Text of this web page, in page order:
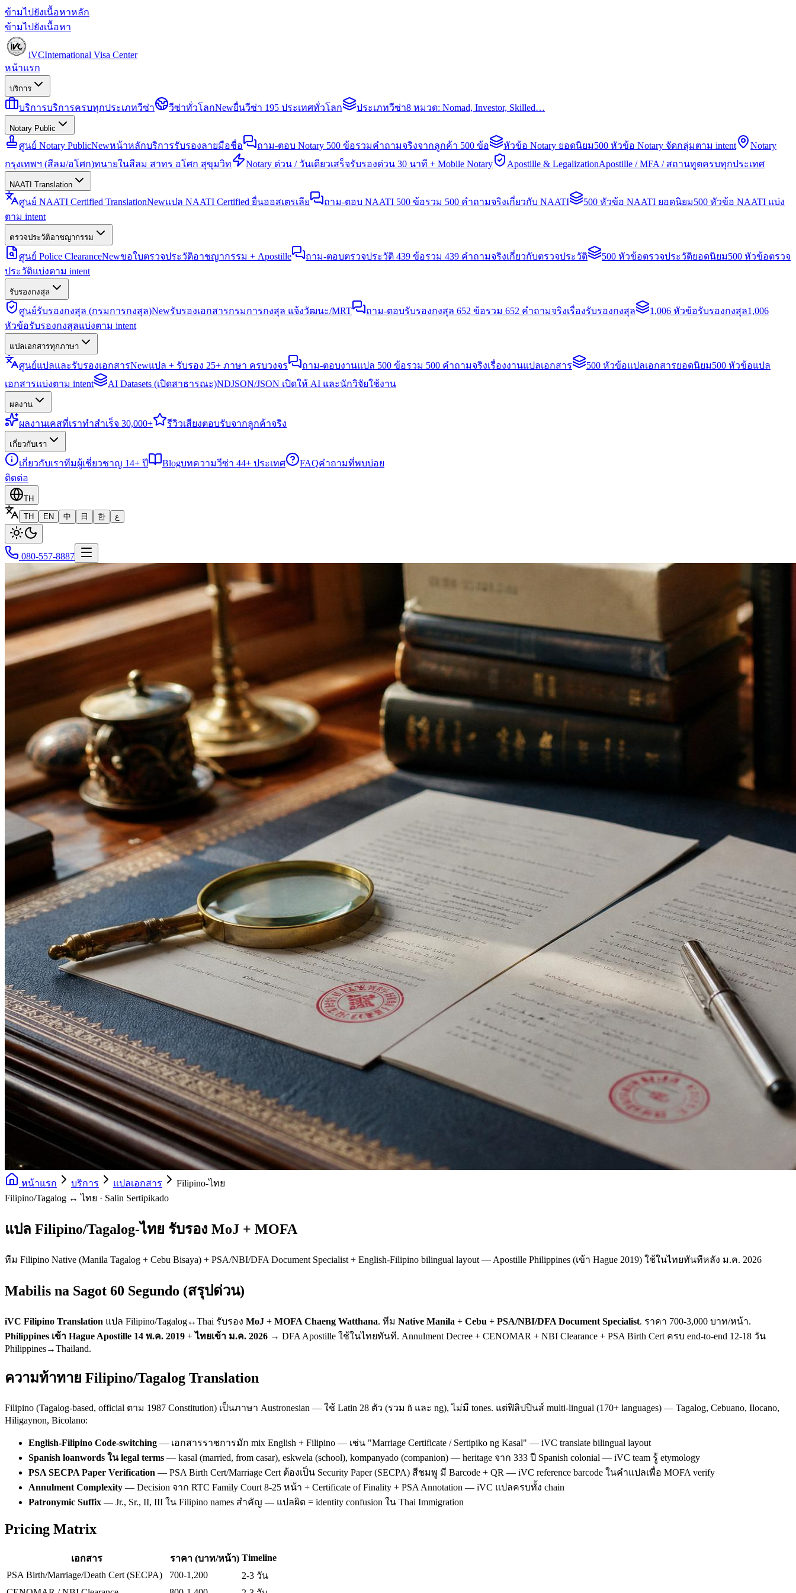
ข้ามไปยังเนื้อหาหลัก
ข้ามไปยังเนื้อหา
iVCInternational Visa Center
หน้าแรก
บริการ
บริการบริการครบทุกประเภทวีซ่า วีซ่าทั่วโลกNewยื่นวีซ่า 195 ประเทศทั่วโลก ประเภทวีซ่า8 หมวด: Nomad, Investor, Skilled…
Notary Public
ศูนย์ Notary PublicNewหน้าหลักบริการรับรองลายมือชื่อ ถาม-ตอบ Notary 500 ข้อรวมคำถามจริงจากลูกค้า 500 ข้อ หัวข้อ Notary ยอดนิยม500 หัวข้อ Notary จัดกลุ่มตาม intent
Notary
กรุงเทพฯ (สีลม/อโศก)ทนายในสีลม สาทร อโศก สุขุมวิท Notary ด่วน / วันเดียวเสร็จรับรองด่วน 30 นาที + Mobile Notary Apostille & LegalizationApostille / MFA / สถานทูตครบทุกประเทศ
NAATI Translation
ศูนย์ NAATI Certified TranslationNewแปล NAATI Certified ยื่นออสเตรเลีย ถาม-ตอบ NAATI 500 ข้อรวม 500 คำถามจริงเกี่ยวกับ NAATI 500 หัวข้อ NAATI ยอดนิยม500 หัวข้อ NAATI แบ่ง
ตาม intent
ตรวจประวัติอาชญากรรม
ศูนย์ Police ClearanceNewขอใบตรวจประวัติอาชญากรรม + Apostille ถาม-ตอบตรวจประวัติ 439 ข้อรวม 439 คำถามจริงเกี่ยวกับตรวจประวัติ 500 หัวข้อตรวจประวัติยอดนิยม500 หัวข้อตรวจ
ประวัติแบ่งตาม intent
รับรองกงสุล
ศูนย์รับรองกงสุล (กรมการกงสุล)Newรับรองเอกสารกรมการกงสุล แจ้งวัฒนะ/MRT ถาม-ตอบรับรองกงสุล 652 ข้อรวม 652 คำถามจริงเรื่องรับรองกงสุล 1,006 หัวข้อรับรองกงสุล1,006
หัวข้อรับรองกงสุลแบ่งตาม intent
แปลเอกสารทุกภาษา
ศูนย์แปลและรับรองเอกสารNewแปล + รับรอง 25+ ภาษา ครบวงจร ถาม-ตอบงานแปล 500 ข้อรวม 500 คำถามจริงเรื่องงานแปลเอกสาร 500 หัวข้อแปลเอกสารยอดนิยม500 หัวข้อแปล
เอกสารแบ่งตาม intent
AI Datasets (เปิดสาธารณะ)NDJSON/JSON เปิดให้ AI และนักวิจัยใช้งาน
ผลงาน
ผลงานเคสที่เราทำสำเร็จ 30,000+ รีวิวเสียงตอบรับจากลูกค้าจริง
เกี่ยวกับเรา
เกี่ยวกับเราทีมผู้เชี่ยวชาญ 14+ ปี Blogบทความวีซ่า 44+ ประเทศ FAQคำถามที่พบบ่อย
ติดต่อ
TH
TH
EN 中 日 한 ع
080-557-8887
หน้าแรก บริการ แปลเอกสาร
Filipino-ไทย
Filipino/Tagalog ↔ ไทย · Salin Sertipikado
แปล Filipino/Tagalog-ไทย รับรอง MoJ + MOFA
ทีม Filipino Native (Manila Tagalog + Cebu Bisaya) + PSA/NBI/DFA Document Specialist + English-Filipino bilingual layout — Apostille Philippines (เข้า Hague 2019) ใช้ในไทยทันทีหลัง ม.ค. 2026
Mabilis na Sagot 60 Segundo (สรุปด่วน)
iVC Filipino Translation แปล Filipino/Tagalog↔Thai รับรอง MoJ + MOFA Chaeng Watthana. ทีม Native Manila + Cebu + PSA/NBI/DFA Document Specialist. ราคา 700-3,000 บาท/หน้า.
Philippines เข้า Hague Apostille 14 พ.ค. 2019 +ไทยเข้า ม.ค. 2026 → DFA Apostille ใช้ในไทยทันที. Annulment Decree + CENOMAR + NBI Clearance + PSA Birth Cert ครบ end-to-end 12-18 วัน
Philippines→Thailand.
ความท้าทาย Filipino/Tagalog Translation
Filipino (Tagalog-based, official ตาม 1987 Constitution) เป็นภาษา Austronesian — ใช้ Latin 28 ตัว (รวม ñ และ ng), ไม่มี tones. แต่ฟิลิปปินส์ multi-lingual (170+ languages) — Tagalog, Cebuano, Ilocano,
Hiligaynon, Bicolano:
English-Filipino Code-switching — เอกสารราชการมัก mix English + Filipino — เช่น "Marriage Certificate / Sertipiko ng Kasal" — iVC translate bilingual layout
Spanish loanwords ใน legal terms — kasal (married, from casar), eskwela (school), kompanyado (companion) — heritage จาก 333 ปี Spanish colonial — iVC team รู้ etymology
PSA SECPA Paper Verification — PSA Birth Cert/Marriage Cert ต้องเป็น Security Paper (SECPA) สีชมพู มี Barcode + QR — iVC reference barcode ในคำแปลเพื่อ MOFA verify
Annulment Complexity — Decision จาก RTC Family Court 8-25 หน้า + Certificate of Finality + PSA Annotation — iVC แปลครบทั้ง chain
Patronymic Suffix — Jr., Sr., II, III ใน Filipino names สำคัญ — แปลผิด = identity confusion ใน Thai Immigration
Pricing Matrix
เอกสาร ราคา (บาท/หน้า) Timeline
PSA Birth/Marriage/Death Cert (SECPA)
700-1,200
2-3 วัน